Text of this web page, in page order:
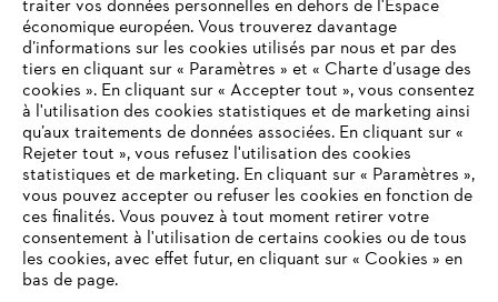
Questions / Réponses
Service
Conditions Générales de Vente
VOTRE NAVIGATEUR INTERNET
N'EST PLUS PRIS EN CHARGE
Vous utilisez un navigateur Internet que nous ne prenons plus
en charge, et certaines fonctionnalités de notre site ne
peuvent fonctionner correctement. Pour une utilisation
traiter vos données personnelles en dehors de l'Espace
économique européen. Vous trouverez davantage
d’informations sur les cookies utilisés par nous et par des
tiers en cliquant sur « Paramètres » et « Charte d’usage des
cookies ». En cliquant sur « Accepter tout », vous consentez
à l'utilisation des cookies statistiques et de marketing ainsi
qu’aux traitements de données associées. En cliquant sur «
Rejeter tout », vous refusez l'utilisation des cookies
statistiques et de marketing. En cliquant sur « Paramètres »,
vous pouvez accepter ou refuser les cookies en fonction de
ces finalités. Vous pouvez à tout moment retirer votre
consentement à l'utilisation de certains cookies ou de tous
les cookies, avec effet futur, en cliquant sur « Cookies » en
bas de page.